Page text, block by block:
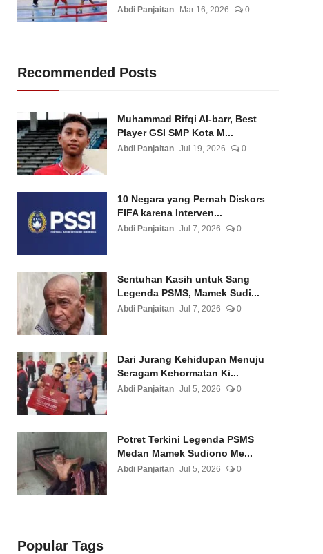
Abdi Panjaitan Mar 16, 2026 0
Recommended Posts
Muhammad Rifqi Al-barr, Best
Player GSI SMP Kota M...
Abdi Panjaitan Jul 19, 2026 0
10 Negara yang Pernah Diskors
FIFA karena Interven...
Abdi Panjaitan Jul 7, 2026 0
Sentuhan Kasih untuk Sang
Legenda PSMS, Mamek Sudi...
Abdi Panjaitan Jul 7, 2026 0
Dari Jurang Kehidupan Menuju
Seragam Kehormatan Ki...
Abdi Panjaitan Jul 5, 2026 0
Potret Terkini Legenda PSMS
Medan Mamek Sudiono Me...
Abdi Panjaitan Jul 5, 2026 0
Popular Tags